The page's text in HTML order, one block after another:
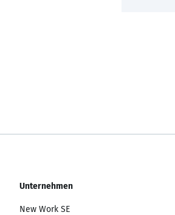
Unternehmen
New Work SE